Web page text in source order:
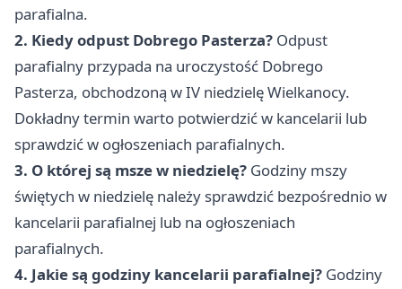
parafialna.
2. Kiedy odpust Dobrego Pasterza? Odpust
parafialny przypada na uroczystość Dobrego
Pasterza, obchodzoną w IV niedzielę Wielkanocy.
Dokładny termin warto potwierdzić w kancelarii lub
sprawdzić w ogłoszeniach parafialnych.
3. O której są msze w niedzielę? Godziny mszy
świętych w niedzielę należy sprawdzić bezpośrednio w
kancelarii parafialnej lub na ogłoszeniach
parafialnych.
4. Jakie są godziny kancelarii parafialnej? Godziny